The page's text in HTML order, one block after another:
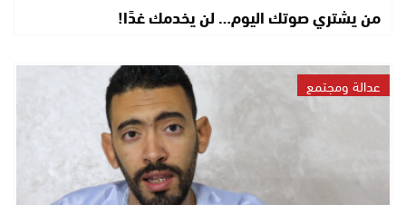
من يشتري صوتك اليوم… لن يخدمك غدًا!
عدالة ومجتمع